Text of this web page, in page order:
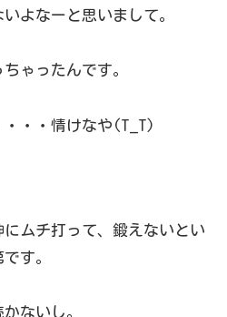
よなーと思いまして。
ゃったんです。
・・・情けなや(T_T)
ムチ打って、鍛えないとい
す。
ないし。